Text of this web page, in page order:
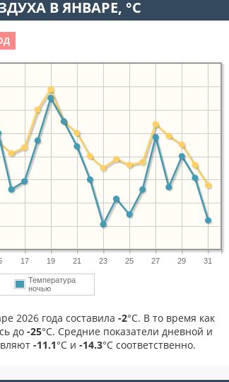
В ЯНВАРЕ, °C
17 19 21 23 25 27 29 31
Температура
ночью
2026 года составила -2°С. В то время как
до -25°C. Средние показатели дневной и
-11.1°С и -14.3°С соответственно.